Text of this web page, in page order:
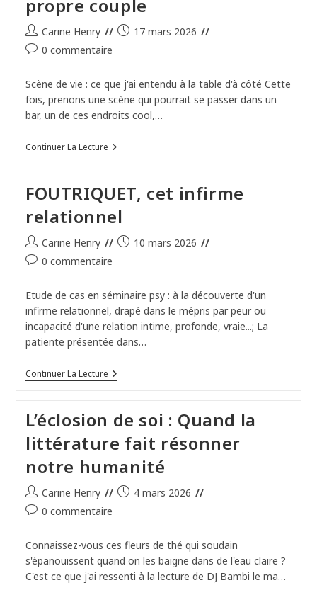
propre couple
Auteur/autrice
de
Carine Henry
Publication
17 mars 2026
Commentaires
la
publication :
0 commentaire
Scène de vie : ce que j'ai entendu à la table d'à côté Cette
fois, prenons une scène qui pourrait se passer dans un
bar, un de ces endroits cool,…
Continuer La LectureCe
Que
M’apprend
(inspiré
De
Faits
Réels)
°
°
Qui
Éteint
:
Comment
On
S’effacer
Dans
Couple
FOUTRIQUET, cet infirme
relationnel
Auteur/autrice
de
Carine Henry
Publication
10 mars 2026
Commentaires
la
publication :
0 commentaire
Etude de cas en séminaire psy : à la découverte d'un
infirme relationnel, drapé dans le mépris par peur ou
incapacité d'une relation intime, profonde, vraie...; La
patiente présentée dans…
Continuer La LectureFOUTRIQUET,
Cet
L’éclosion de soi : Quand la
littérature fait résonner
notre humanité
Auteur/autrice
de
Carine Henry
Publication
4 mars 2026
Commentaires
la
publication :
0 commentaire
Connaissez-vous ces fleurs de thé qui soudain
s'épanouissent quand on les baigne dans de l'eau claire ?
C'est ce que j'ai ressenti à la lecture de DJ Bambi le ma…